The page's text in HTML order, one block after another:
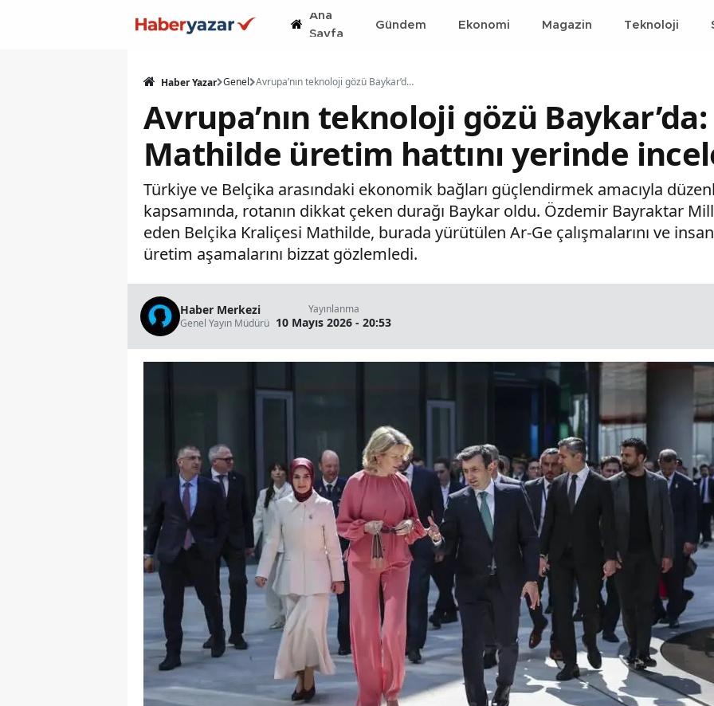
Ana
Sayfa
Gündem Ekonomi Magazin Teknoloji
Haber Yazar Genel Avrupa’nın teknoloji gözü Baykar’da: Kraliçe Mathilde üretim hattını yerinde inceledi
Avrupa’nın teknoloji gözü
Mathilde üretim hattını yerinde
Türkiye ve Belçika arasındaki ekonomik bağları güçlendirmek amacıyla
kapsamında, rotanın dikkat çeken durağı Baykar oldu. Özdemir Bayraktar
eden Belçika Kraliçesi Mathilde, burada yürütülen Ar-Ge çalışmalarını ve
üretim aşamalarını bizzat gözlemledi.
Haber Merkezi
Genel Yayın Müdürü
Yayınlanma
10 Mayıs 2026 - 20:53